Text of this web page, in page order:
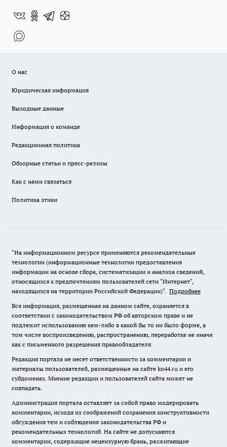
О нас
Юридическая информация
Выходные данные
Информация о команде
Редакционная политика
Обзорные статьи и пресс-релизы
Как с нами связаться
Политика этики
"На информационном ресурсе применяются рекомендательные
технологии (информационные технологии предоставления
информации на основе сбора, систематизации и анализа сведений,
относящихся к предпочтениям пользователей сети "Интернет",
находящихся на территории Российской Федерации)". Подробнее
Вся информация, размещенная на данном сайте, охраняется в
соответствии с законодательством РФ об авторском праве и не
подлежит использованию кем-либо в какой бы то ни было форме, в
том числе воспроизведению, распространению, переработке не иначе
как с письменного разрешения правообладателя.
Редакция портала не несет ответственности за комментарии и
материалы пользователей, размещенные на сайте ko44.ru и его
субдоменах. Мнение редакции и пользователей сайта может не
совпадать.
Администрация портала оставляет за собой право модерировать
комментарии, исходя из соображений сохранения конструктивности
обсуждения тем и соблюдения законодательства РФ и
рекомендательных технологий. На сайте не допускаются
комментарии, содержащие нецензурную брань, разжигающие